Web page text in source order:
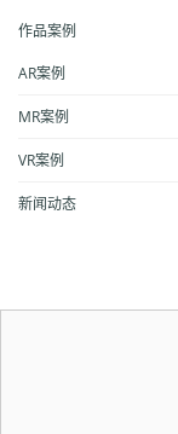
作品案例
AR案例
MR案例
VR案例
新闻动态